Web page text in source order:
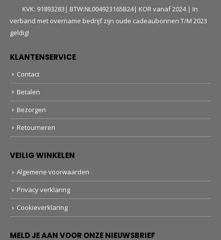
KVK: 91893283| BTW:NL004923165B24| KOR vanaf 2024 | In
verband met overname bedrijf zijn oude cadeaubonnen T/M 2023
geldig!
KLANTENSERVICE
Contact
Betalen
Bezorgen
Retourneren
VEILIG WINKELEN
Algemene voorwaarden
Privacy verklaring
Cookieverklaring
MELD JE AAN VOOR ONZE NIEUWSBRIEF